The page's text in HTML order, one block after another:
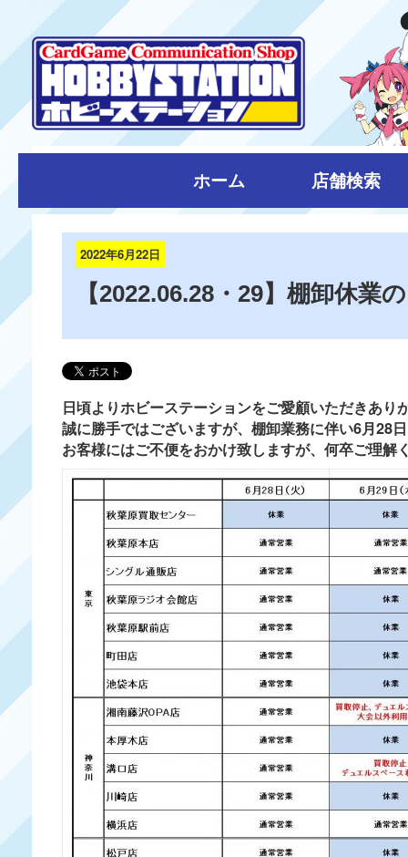
ホーム 店舗検索
2022年6月22日
【2022.06.28・29】棚卸休業
日頃よりホビーステーションをご愛顧いただきあり
誠に勝手ではございますが、棚卸業務に伴い6月28
お客様にはご不便をおかけ致しますが、何卒ご理解